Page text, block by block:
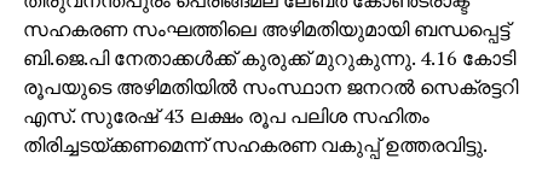
സഹകരണ സംഘത്തിലെ അഴിമതിയുമായി ബന്ധപ്പെട്ട്
ബി.ജെ.പി നേതാക്കള്‍ക്ക് കുരുക്ക് മുറുകുന്നു. 4.16 കോടി
രൂപയുടെ അഴിമതിയില്‍ സംസ്ഥാന ജനറല്‍ സെക്രട്ടറി
എസ്. സുരേഷ് 43 ലക്ഷം രൂപ പലിശ സഹിതം
തിരിച്ചടയ്ക്കണമെന്ന് സഹകരണ വകുപ്പ് ഉത്തരവിട്ടു.